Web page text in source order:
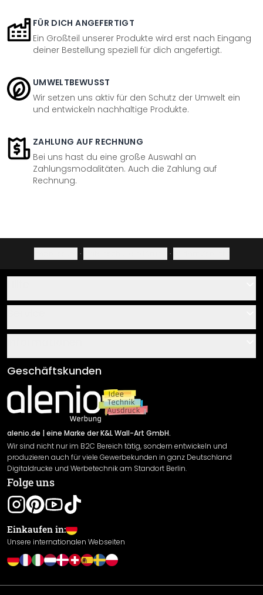
FÜR DICH ANGEFERTIGT
Ein Großteil unserer Produkte wird erst nach Eingang
deiner Bestellung speziell für dich angefertigt.
UMWELTBEWUSST
Wir setzen uns aktiv für den Schutz der Umwelt ein
und entwickeln nachhaltige Produkte.
ZAHLUNG AUF RECHNUNG
Bei uns hast du eine große Auswahl an
Zahlungsmodalitäten. Auch die Zahlung auf
Rechnung.
· ·
Über uns
Klebe- und Montageanleitungen
Newsletter An-/Abmeldung
Sendungsverfolgung
AGB
Impressum
Versand & Zahlung
Rücksendung
Widerrufsrecht
Datenschutzerklärung
Gewährleistung
Leistungserklärung / CE-Zeichen
Cookie Einstellungen
Geschäftskunden
alenio.de | eine Marke der K&L Wall-Art GmbH.
Wir sind nicht nur im B2C Bereich tätig, sondern entwickeln und
produzieren auch für viele Gewerbekunden in ganz Deutschland
Digitaldrucke und Werbetechnik am Standort Berlin.
Folge uns
Einkaufen in:
Unsere internationalen Webseiten